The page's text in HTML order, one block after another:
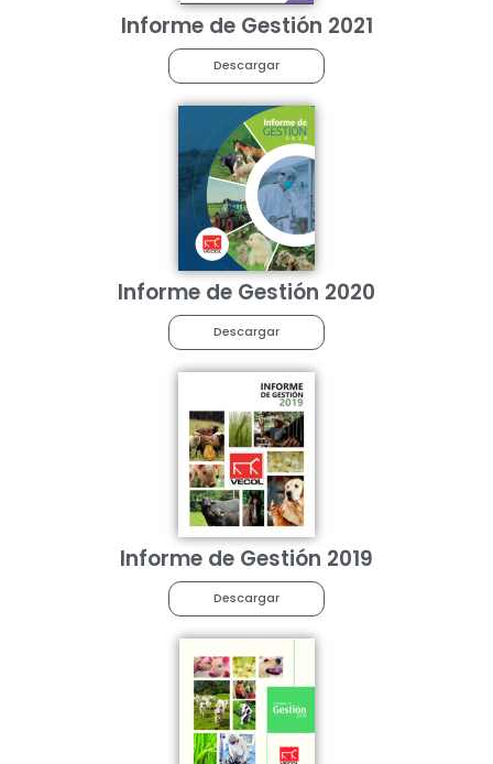
Informe de Gestión 2021
Descargar
Informe de Gestión 2020
Descargar
Informe de Gestión 2019
Descargar